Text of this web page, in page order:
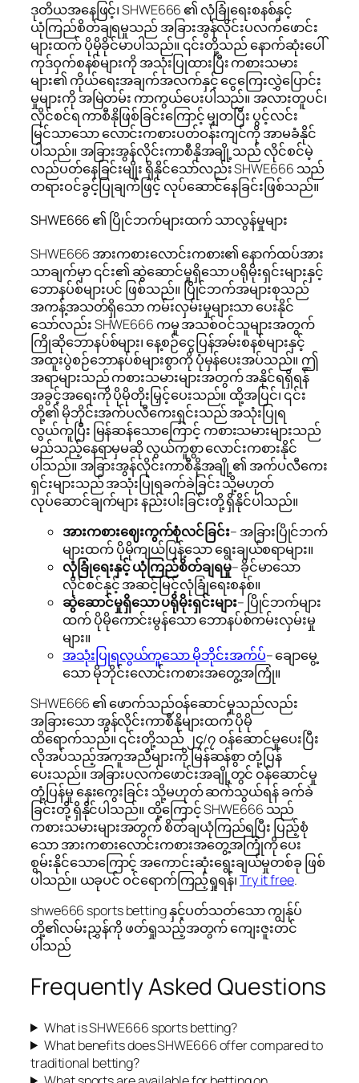
ဒုတိယအနေဖြင့်၊ SHWE666 ၏ လုံခြုံရေးစနစ်နှင့်
ယုံကြည်စိတ်ချရမှုသည် အခြားအွန်လိုင်းပလက်ဖောင်း
များထက် ပိုမိုခိုင်မာပါသည်။ ၎င်းတို့သည် နောက်ဆုံးပေါ်
ကုဒ်ဝှက်စနစ်များကို အသုံးပြုထားပြီး ကစားသမား
များ၏ ကိုယ်ရေးအချက်အလက်နှင့် ငွေကြေးလွှဲပြောင်း
မှုများကို အမြဲတမ်း ကာကွယ်ပေးပါသည်။ အလားတူပင်၊
လိုင်စင်ရ ကာစီနိုဖြစ်ခြင်းကြောင့် မျှတပြီး ပွင့်လင်း
မြင်သာသော လောင်းကစားပတ်ဝန်းကျင်ကို အာမခံနိုင်
ပါသည်။ အခြားအွန်လိုင်းကာစီနိုအချို့သည် လိုင်စင်မဲ့
လည်ပတ်နေခြင်းမျိုး ရှိနိုင်သော်လည်း SHWE666 သည်
တရားဝင်ခွင့်ပြုချက်ဖြင့် လုပ်ဆောင်နေခြင်းဖြစ်သည်။
SHWE666 ၏ ပြိုင်ဘက်များထက် သာလွန်မှုများ
SHWE666 အားကစားလောင်းကစား၏ နောက်ထပ်အား
သာချက်မှာ ၎င်း၏ ဆွဲဆောင်မှုရှိသော ပရိုမိုးရှင်းများနှင့်
ဘောနပ်စ်များပင် ဖြစ်သည်။ ပြိုင်ဘက်အများစုသည်
အကန့်အသတ်ရှိသော ကမ်းလှမ်းမှုများသာ ပေးနိုင်
သော်လည်း SHWE666 ကမူ အသစ်ဝင်သူများအတွက်
ကြိုဆိုဘောနပ်စ်များ၊ နေ့စဉ်ငွေပြန်အမ်းစနစ်များနှင့်
အထူးပွဲစဉ်ဘောနပ်စ်များစွာကို ပုံမှန်ပေးအပ်သည်။ ဤ
အရာများသည် ကစားသမားများအတွက် အနိုင်ရရှိရန်
အခွင့်အရေးကို ပိုမိုတိုးမြှင့်ပေးသည်။ ထို့အပြင်၊ ၎င်း
တို့၏ မိုဘိုင်းအက်ပလီကေးရှင်းသည် အသုံးပြုရ
လွယ်ကူပြီး မြန်ဆန်သောကြောင့် ကစားသမားများသည်
မည်သည့်နေရာမှမဆို လွယ်ကူစွာ လောင်းကစားနိုင်
ပါသည်။ အခြားအွန်လိုင်းကာစီနိုအချို့၏ အက်ပလီကေး
ရှင်းများသည် အသုံးပြုရခက်ခဲခြင်း သို့မဟုတ်
လုပ်ဆောင်ချက်များ နည်းပါးခြင်းတို့ ရှိနိုင်ပါသည်။
အားကစားဈေးကွက်စုံလင်ခြင်း– အခြားပြိုင်ဘက်
များထက် ပိုမိုကျယ်ပြန့်သော ရွေးချယ်စရာများ။
လုံခြုံရေးနှင့် ယုံကြည်စိတ်ချရမှု– ခိုင်မာသော
လိုင်စင်နှင့် အဆင့်မြင့်လုံခြုံရေးစနစ်။
ဆွဲဆောင်မှုရှိသော ပရိုမိုးရှင်းများ– ပြိုင်ဘက်များ
ထက် ပိုမိုကောင်းမွန်သော ဘောနပ်စ်ကမ်းလှမ်းမှု
များ။
အသုံးပြုရလွယ်ကူသော မိုဘိုင်းအက်ပ်– ချောမွေ့
သော မိုဘိုင်းလောင်းကစားအတွေ့အကြုံ။
SHWE666 ၏ ဖောက်သည်ဝန်ဆောင်မှုသည်လည်း
အခြားသော အွန်လိုင်းကာစီနိုများထက် ပိုမို
ထိရောက်သည်။ ၎င်းတို့သည် ၂၄/၇ ဝန်ဆောင်မှုပေးပြီး
လိုအပ်သည့်အကူအညီများကို မြန်ဆန်စွာ တုံ့ပြန်
ပေးသည်။ အခြားပလက်ဖောင်းအချို့တွင် ဝန်ဆောင်မှု
တုံ့ပြန်မှု နှေးကွေးခြင်း သို့မဟုတ် ဆက်သွယ်ရန် ခက်ခဲ
ခြင်းတို့ ရှိနိုင်ပါသည်။ ထို့ကြောင့် SHWE666 သည်
ကစားသမားများအတွက် စိတ်ချယုံကြည်ရပြီး ပြည့်စုံ
သော အားကစားလောင်းကစားအတွေ့အကြုံကို ပေး
စွမ်းနိုင်သောကြောင့် အကောင်းဆုံးရွေးချယ်မှုတစ်ခု ဖြစ်
ပါသည်။ ယခုပင် ဝင်ရောက်ကြည့်ရှုရန်၊Try it free.
shwe666 sports betting နှင့်ပတ်သတ်သော ကျွန်ုပ်
တို့၏လမ်းညွှန်ကို ဖတ်ရှုသည့်အတွက် ကျေးဇူးတင်
ပါသည်
Frequently Asked Questions
What is SHWE666 sports betting?
What benefits does SHWE666 offer compared to
traditional betting?